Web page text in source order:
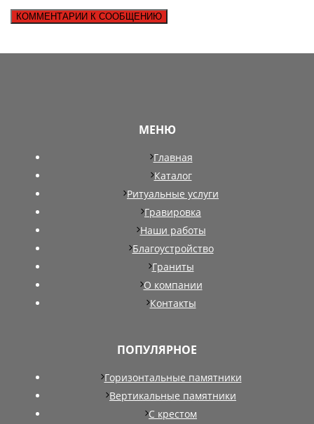
МЕНЮ
Главная
Каталог
Ритуальные услуги
Гравировка
Наши работы
Благоустройство
Граниты
О компании
Контакты
ПОПУЛЯРНОЕ
Горизонтальные памятники
Вертикальные памятники
С крестом